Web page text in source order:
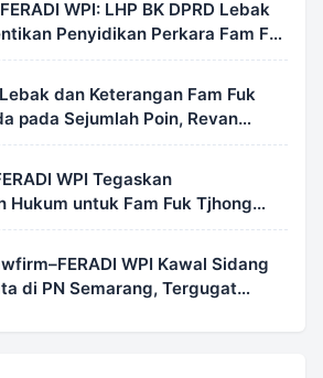
WPI: LHP BK DPRD Lebak
Penyidikan Perkara Fam Fuk
Uun
dan Keterangan Fam Fuk
pada Sejumlah Poin, Revan
Pembuktian Masih
WPI Tegaskan
Hukum untuk Fam Fuk Tjhong
Hormati Proses Penyidikan dan
WPI Kawal Sidang
di PN Semarang, Tergugat